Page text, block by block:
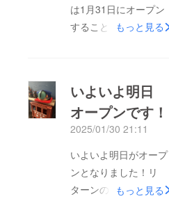
います！今後ともよろ
しくお願いいたしま
素敵なお花をドライフ
ラワーにしよう！とい
うことで麻紐を使って
た！店長、とってもド
ライフラワーが好きな
のです！お花屋さん感
は1月31日にオープン
することができまし
DIY、クラウドファン
ディング、学業との両
立など、大変なことが
たくさんな日々でし
た。しかし、応援して
くださる方々のおかげ
で挫けずに頑張ること
もっと見る
いよいよ明日
オープンです！
2025/01/30 21:11
いよいよ明日がオープ
ンとなりました！リ
ターンの発送等、遅く
もっと見る